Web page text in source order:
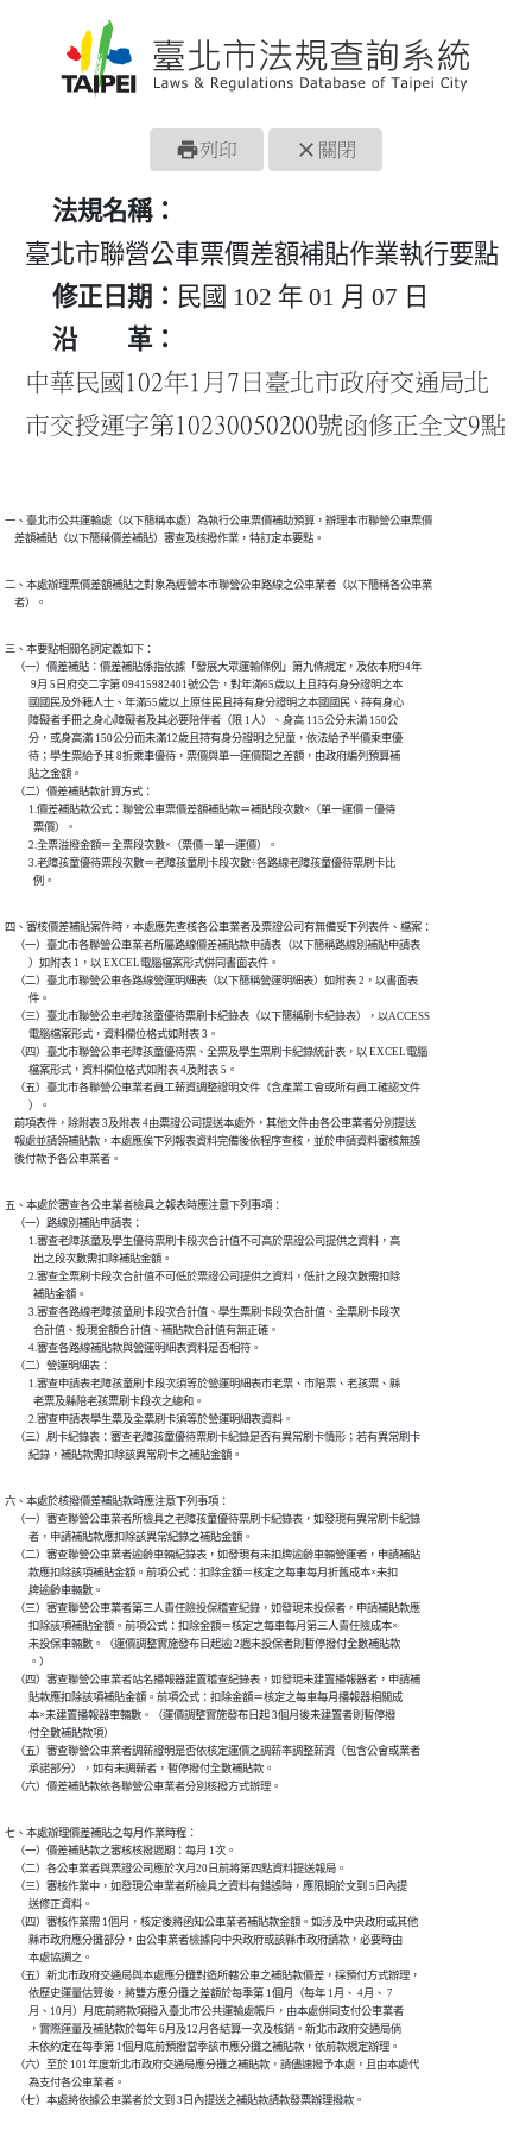
print列印 close 關閉
法規名稱：
臺北市聯營公車票價差額補貼作業執行要點
修正日期： 民國 102 年 01 月 07 日
沿 革：
中華民國102年1月7日臺北市政府交通局北
市交授運字第10230050200號函修正全文9點
一、臺北市公共運輸處（以下簡稱本處）為執行公車票價補助預算，辦理本市聯營公車票價
    差額補貼（以下簡稱價差補貼）審查及核撥作業，特訂定本要點。
二、本處辦理票價差額補貼之對象為經營本市聯營公車路線之公車業者（以下簡稱各公車業
    者）。
三、本要點相關名詞定義如下：
    （一）價差補貼：價差補貼係指依據「發展大眾運輸條例」第九條規定，及依本府94年
           9月 5日府交二字第 09415982401號公告，對年滿65歲以上且持有身分證明之本
          國國民及外籍人士、年滿55歲以上原住民且持有身分證明之本國國民、持有身心
          障礙者手冊之身心障礙者及其必要陪伴者（限 1人）、身高 115公分未滿 150公
          分，或身高滿 150公分而未滿12歲且持有身分證明之兒童，依法給予半價乘車優
          待；學生票給予其 8折乘車優待，票價與單一運價間之差額，由政府編列預算補
          貼之金額。
    （二）價差補貼款計算方式：
          1.價差補貼款公式：聯營公車票價差額補貼款＝補貼段次數×（單一運價－優待
            票價）。
          2.全票溢撥金額＝全票段次數×（票價－單一運價）。
          3.老障孩童優待票段次數＝老障孩童刷卡段次數÷各路線老障孩童優待票刷卡比
            例。
四、審核價差補貼案件時，本處應先查核各公車業者及票證公司有無備妥下列表件、檔案：
    （一）臺北市各聯營公車業者所屬路線價差補貼款申請表（以下簡稱路線別補貼申請表
          ）如附表 1，以 EXCEL電腦檔案形式併同書面表件。
    （二）臺北市聯營公車各路線營運明細表（以下簡稱營運明細表）如附表 2，以書面表
          件。
    （三）臺北市聯營公車老障孩童優待票刷卡紀錄表（以下簡稱刷卡紀錄表），以ACCESS
          電腦檔案形式，資料欄位格式如附表 3。
    （四）臺北市聯營公車老障孩童優待票、全票及學生票刷卡紀錄統計表，以 EXCEL電腦
          檔案形式，資料欄位格式如附表 4及附表 5。
    （五）臺北市各聯營公車業者員工薪資調整證明文件（含產業工會或所有員工確認文件
          ）。
    前項表件，除附表 3及附表 4由票證公司提送本處外，其他文件由各公車業者分別提送
    報處並請領補貼款，本處應俟下列報表資料完備後依程序查核，並於申請資料審核無誤
    後付款予各公車業者。
五、本處於審查各公車業者檢具之報表時應注意下列事項：
    （一）路線別補貼申請表：
          1.審查老障孩童及學生優待票刷卡段次合計值不可高於票證公司提供之資料，高
            出之段次數需扣除補貼金額。
          2.審查全票刷卡段次合計值不可低於票證公司提供之資料，低計之段次數需扣除
            補貼金額。
          3.審查各路線老障孩童刷卡段次合計值、學生票刷卡段次合計值、全票刷卡段次
            合計值、投現金額合計值、補貼款合計值有無正確。
          4.審查各路線補貼款與營運明細表資料是否相符。
    （二）營運明細表：
          1.審查申請表老障孩童刷卡段次須等於營運明細表市老票、市陪票、老孩票、縣
            老票及縣陪老孩票刷卡段次之總和。
          2.審查申請表學生票及全票刷卡須等於營運明細表資料。
    （三）刷卡紀錄表：審查老障孩童優待票刷卡紀錄是否有異常刷卡情形；若有異常刷卡
          紀錄，補貼款需扣除該異常刷卡之補貼金額。
六、本處於核撥價差補貼款時應注意下列事項：
    （一）審查聯營公車業者所檢具之老障孩童優待票刷卡紀錄表，如發現有異常刷卡紀錄
          者，申請補貼款應扣除該異常紀錄之補貼金額。
    （二）審查聯營公車業者逾齡車輛紀錄表，如發現有未扣牌逾齡車輛營運者，申請補貼
          款應扣除該項補貼金額。前項公式：扣除金額＝核定之每車每月折舊成本×未扣
          牌逾齡車輛數。
    （三）審查聯營公車業者第三人責任險投保稽查紀錄，如發現未投保者，申請補貼款應
          扣除該項補貼金額。前項公式：扣除金額＝核定之每車每月第三人責任險成本×
          未投保車輛數。（運價調整實施發布日起逾 2週未投保者則暫停撥付全數補貼款
          。）
    （四）審查聯營公車業者站名播報器建置稽查紀錄表，如發現未建置播報器者，申請補
          貼款應扣除該項補貼金額。前項公式：扣除金額＝核定之每車每月播報器相關成
          本×未建置播報器車輛數。（運價調整實施發布日起 3個月後未建置者則暫停撥
          付全數補貼款項）
    （五）審查聯營公車業者調薪證明是否依核定運價之調薪率調整薪資（包含公會或業者
          承諾部分），如有未調薪者，暫停撥付全數補貼款。
    （六）價差補貼款依各聯營公車業者分別核撥方式辦理。
七、本處辦理價差補貼之每月作業時程：
    （一）價差補貼款之審核核撥週期：每月 1次。
    （二）各公車業者與票證公司應於次月20日前將第四點資料提送報局。
    （三）審核作業中，如發現公車業者所檢具之資料有錯誤時，應限期於文到 5日內提
          送修正資料。
    （四）審核作業需 1個月，核定後將函知公車業者補貼款金額。如涉及中央政府或其他
          縣市政府應分攤部分，由公車業者檢據向中央政府或該縣市政府請款，必要時由
          本處協調之。
    （五）新北市政府交通局與本處應分攤對造所轄公車之補貼款價差，採預付方式辦理，
          依歷史運量估算後，將雙方應分攤之差額於每季第 1個月（每年 1月、 4月、 7
          月、10月）月底前將款項撥入臺北市公共運輸處帳戶，由本處併同支付公車業者
          ，實際運量及補貼款於每年 6月及12月各結算一次及核銷。新北市政府交通局倘
          未依約定在每季第 1個月底前預撥當季該市應分攤之補貼款，依前款規定辦理。
    （六）至於 101年度新北市政府交通局應分攤之補貼款，請儘速撥予本處，且由本處代
          為支付各公車業者。
    （七）本處將依據公車業者於文到 3日內提送之補貼款請款發票辦理撥款。